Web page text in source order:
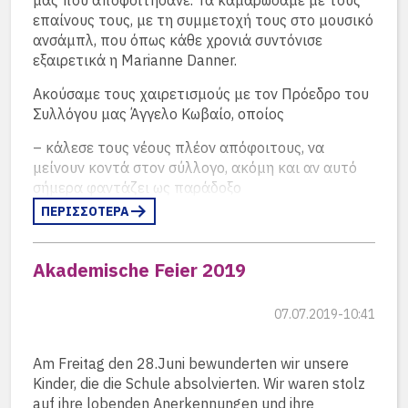
Ο Dr. Marcus Bremer, Πρόεδρος του Vorstand του
Συλλόγου της Γερμανικής Σχολής Αθηνών, με το
Μουσικό Σύνολο δίπλα του, απευθύνεται στους
νέους Απόφοιτους περιστρέφοντας την εξαιρετική
ομιλία του γύρω από το ρήμα “schaffen”.
επαίνους τους, με τη συμμετοχή τους στο μουσικό
ανσάμπλ, που όπως κάθε χρονιά συντόνισε
εξαιρετικά η Marianne Danner.
Ακούσαμε τους χαιρετισμούς με τον Πρόεδρο του
Συλλόγου μας Άγγελο Κωβαίο, οποίος
– κάλεσε τους νέους πλέον απόφοιτους, να
μείνουν κοντά στον σύλλογο, ακόμη και αν αυτό
σήμερα φαντάζει ως παράδοξο
– ανέφερε ότι το πρώτο αποχαιρετιστήριο δώρο
μας είναι η Ιστορία της Γερμανικής Σχολής, το
βιβλίο του Jens Godber Hansen
την Λίζα Γεωμπρέ, απόφοιτο του 1973, που
Παπαδόπουλο, απόφοιτο του 1988, που τους
εκτύπωσε ειδικά για την περίσταση, και
ΠΕΡΙΣΣΟΤΕΡΑ
Akademische Feier 2019
07.07.2019-10:41
Am Freitag den 28.Juni bewunderten wir unsere
Kinder, die die Schule absolvierten. Wir waren stolz
auf ihre lobenden Anerkennungen und ihre